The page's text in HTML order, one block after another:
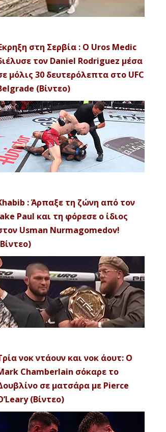
στη Σερβία : Ο Uros Medic
τον Daniel Rodriguez μέσα
μόλις 30 δευτερόλεπτα στο UFC
(Βίντεο)
: Άρπαξε τη ζώνη από τον
Paul και τη φόρεσε ο ίδιος
Usman Nurmagomedov!
νοκ ντάουν και νοκ άουτ: Ο
Chamberlain σόκαρε το
σε ματσάρα με Pierce
(Βίντεο)